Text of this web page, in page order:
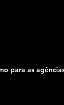
para as